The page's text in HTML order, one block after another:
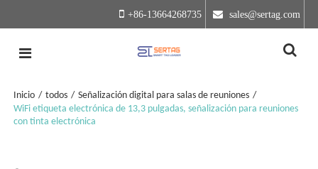
+86-13664268735 sales@sertag.com
Inicio / todos / Señalización digital para salas de reuniones /
WiFi etiqueta electrónica de 13,3 pulgadas, señalización para reuniones
con tinta electrónica